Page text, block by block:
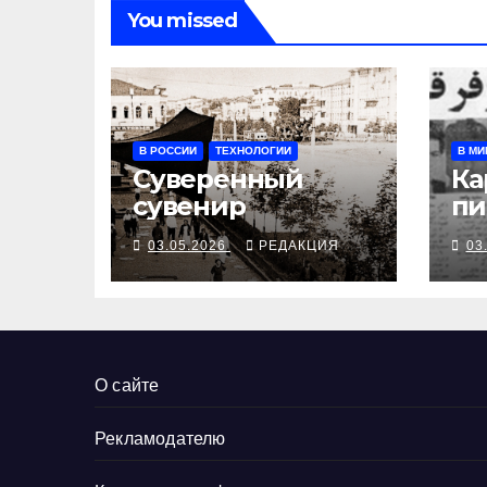
You missed
В РОССИИ ТЕХНОЛОГИИ
Суверенный
сувенир
03.05.2026 РЕДАКЦИЯ
В
О сайте
Рекламодателю